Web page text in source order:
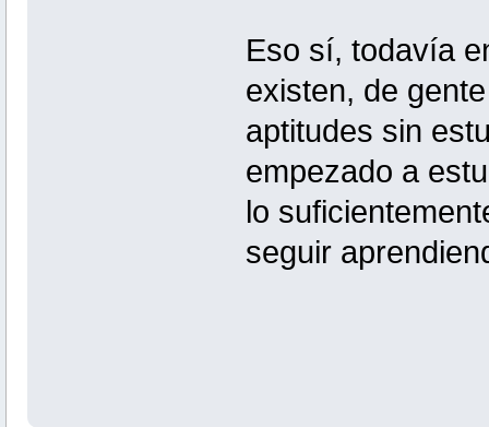
Eso sí, todavía
existen, de
aptitudes sin
empezado a
lo
seguir